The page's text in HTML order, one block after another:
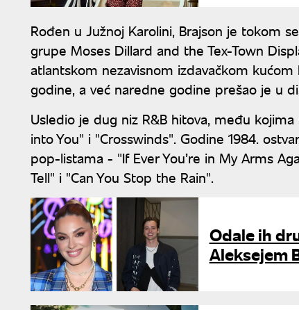
Rođen u Južnoj Karolini, Brajson je tokom
grupe Moses Dillard and the Tex-Town
atlantskom nezavisnom izdavačkom
godine, a već naredne godine prešao je u
Usledio je dug niz R&B hitova, među
into You" i "Crosswinds". Godine 1984.
pop-listama - "If Ever You’re in My Arms
Tell" i "Can You Stop the Rain".
Odale ih
Aleksejem